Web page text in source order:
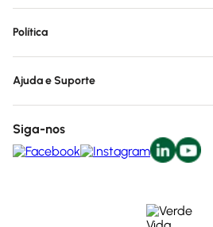
Política
Ajuda e Suporte
Siga-nos